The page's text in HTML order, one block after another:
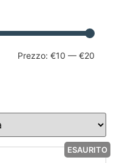
Prezzo: €10 — €20
ESAURITO